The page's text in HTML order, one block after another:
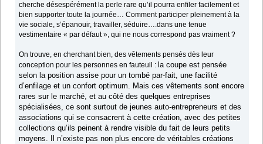
cherche désespérément la perle rare qu’il pourra enfiler facilement et
bien supporter toute la journée… Comment participer pleinement à la
vie sociale, s’épanouir, travailler, séduire….dans une tenue
vestimentaire « par défaut », qui ne nous correspond pas vraiment ?
On trouve, en cherchant bien, des vêtements pensés dès leur
conception pour les personnes en fauteuil : la coupe est pensée
selon la position assise pour un tombé par-fait, une facilité
d’enfilage et un confort optimum. Mais ces vêtements sont encore
rares sur le marché, et au côté des quelques entreprises
spécialisées, ce sont surtout de jeunes auto-entrepreneurs et des
associations qui se consacrent à cette création, avec des petites
collections qu’ils peinent à rendre visible du fait de leurs petits
moyens. Il n’existe pas non plus encore de véritables créations